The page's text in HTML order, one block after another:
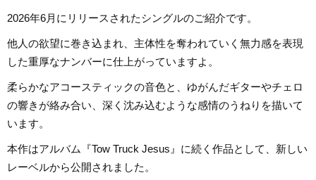
2026年6月にリリースされたシングルのご紹介です。
他人の欲望に巻き込まれ、主体性を奪われていく無力感を表現
した重厚なナンバーに仕上がっていますよ。
柔らかなアコースティックの音色と、ゆがんだギターやチェロ
の響きが絡み合い、深く沈み込むような感情のうねりを描いて
います。
本作はアルバム『Tow Truck Jesus』に続く作品として、新しい
レーベルから公開されました。